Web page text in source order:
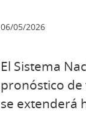
06/05/2026
El Sistema
pronóstico
se extenderá